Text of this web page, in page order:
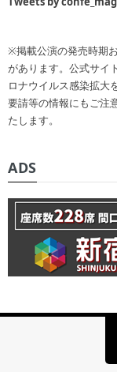
※掲載公演の発売時期
があります。公式サイ
ロナウイルス感染拡大
要請等の情報にもご注
たします。
ADS